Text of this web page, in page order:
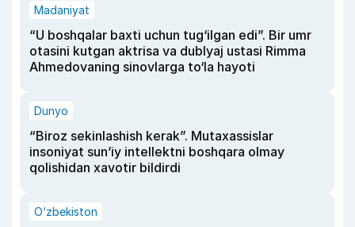
Madaniyat
“U boshqalar baxti uchun tug‘ilgan edi”. Bir umr
otasini kutgan aktrisa va dublyaj ustasi Rimma
Ahmedovaning sinovlarga to‘la hayoti
Dunyo
“Biroz sekinlashish kerak”. Mutaxassislar
insoniyat sun’iy intellektni boshqara olmay
qolishidan xavotir bildirdi
O‘zbekiston